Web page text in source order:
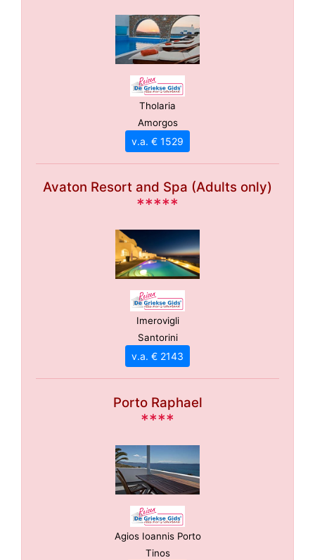
Tholaria
Amorgos
v.a. € 1529
Avaton Resort and Spa (Adults only)
*****
Imerovigli
Santorini
v.a. € 2143
Porto Raphael
****
Agios Ioannis Porto
Tinos